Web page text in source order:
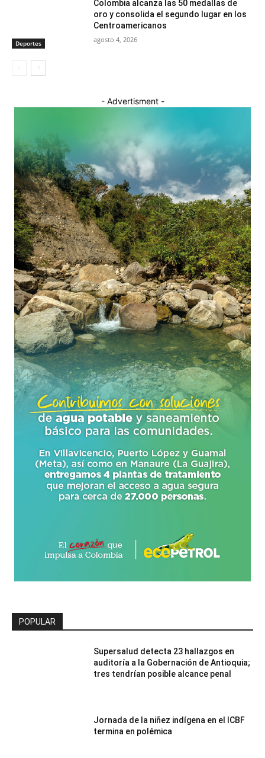
Deportes
Colombia alcanza las 50 medallas de
oro y consolida el segundo lugar en los
Centroamericanos
agosto 4, 2026
- Advertisment -
POPULAR
Supersalud detecta 23 hallazgos en
auditoría a la Gobernación de Antioquia;
tres tendrían posible alcance penal
Jornada de la niñez indígena en el ICBF
termina en polémica